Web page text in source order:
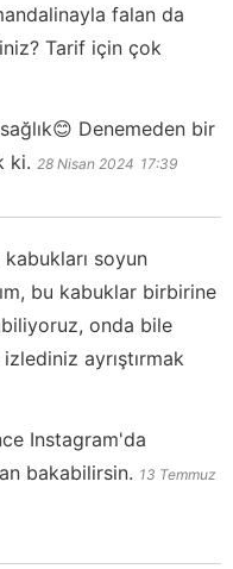
falan da
Tarif için çok
Denemeden bir
ki. 28 Nisan 2024 17:39
kabukları soyun
bu kabuklar birbirine
onda bile
ayrıştırmak
Instagram'da
bakabilirsin. 13 Temmuz